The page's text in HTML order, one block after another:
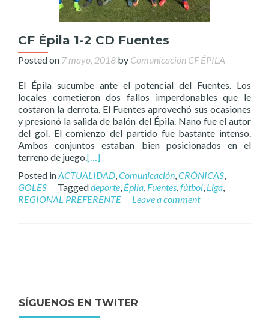
CF Épila 1-2 CD Fuentes
Posted on 7 mayo, 2018 by Comunicación CF ÉPILA
El Épila sucumbe ante el potencial del Fuentes. Los
locales cometieron dos fallos imperdonables que le
costaron la derrota. El Fuentes aprovechó sus ocasiones
y presionó la salida de balón del Épila. Nano fue el autor
del gol. El comienzo del partido fue bastante intenso.
Ambos conjuntos estaban bien posicionados en el
terreno de juego.[…]
Posted inACTUALIDAD,Comunicación,CRÓNICAS,
GOLES
Taggeddeporte, Épila, Fuentes,fútbol, Liga,
REGIONAL PREFERENTE
Leave a comment
SÍGUENOS EN TWITER